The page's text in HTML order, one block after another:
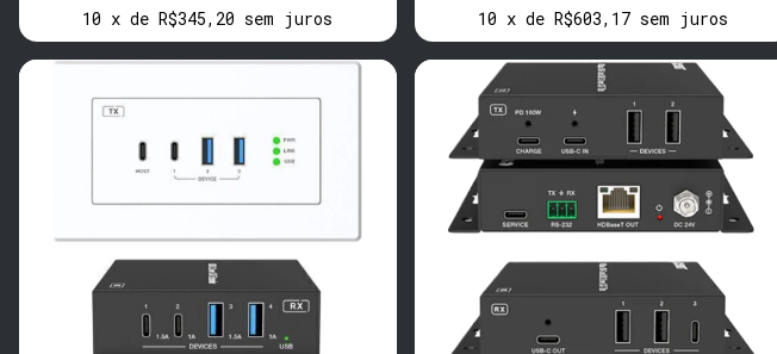
10 xdeR$345,20 sem juros
10 xdeR$603,17 sem juros